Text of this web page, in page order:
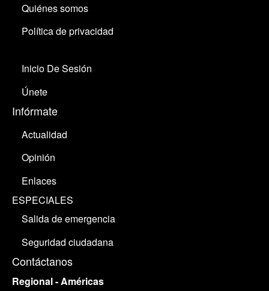
Quiénes somos
Política de privacidad
Inicio De Sesión
Únete
Infórmate
Actualidad
Opinión
Enlaces
ESPECIALES
Salida de emergencia
Seguridad ciudadana
Contáctanos
Regional - Américas